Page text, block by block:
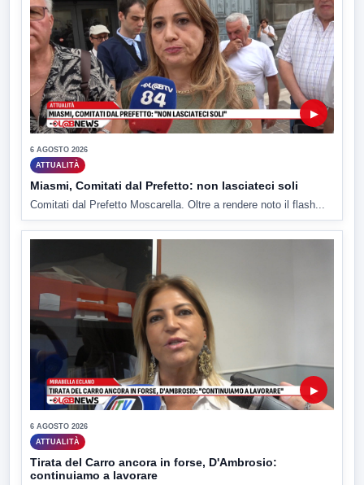
▶
6 AGOSTO 2026
ATTUALITÀ
Miasmi, Comitati dal Prefetto: non lasciateci soli
Comitati dal Prefetto Moscarella. Oltre a rendere noto il flash...
▶
6 AGOSTO 2026
ATTUALITÀ
Tirata del Carro ancora in forse, D'Ambrosio:
continuiamo a lavorare